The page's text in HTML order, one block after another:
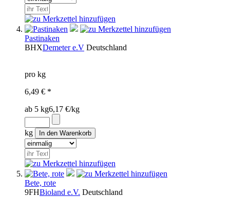
Pastinaken
BHXDemeter e.V Deutschland
pro kg
6,49 € *
ab 5 kg6,17 €/kg
kg
Bete, rote
9FHBioland e.V. Deutschland